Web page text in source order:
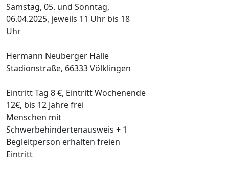
Samstag, 05. und Sonntag,
06.04.2025, jeweils 11 Uhr bis 18
Uhr
Hermann Neuberger Halle
Stadionstraße, 66333 Völklingen
Eintritt Tag 8 €, Eintritt Wochenende
12€, bis 12 Jahre frei
Menschen mit
Schwerbehindertenausweis + 1
Begleitperson erhalten freien
Eintritt